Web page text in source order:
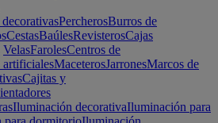
PercherosBurros de
CestasBaúlesRevisterosCajas
VelasFarolesCentros de
artificialesMaceterosJarronesMarcos de
Cajitas y
Iluminación decorativaIluminación para